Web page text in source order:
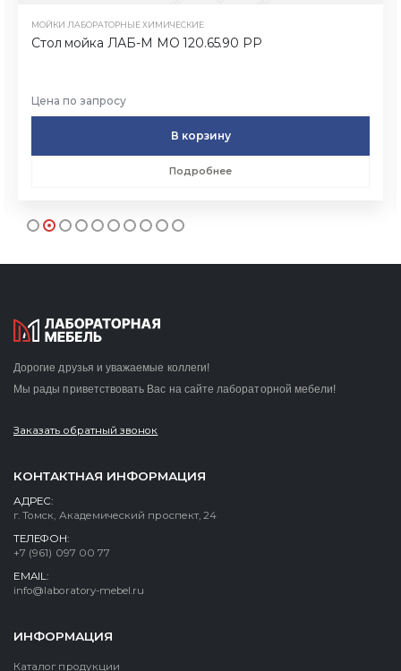
МОЙКИ ЛАБОРАТОРНЫЕ ХИМИЧЕСКИЕ
Стол мойка ЛАБ-М МО 120.65.90 PP
Цена по запросу
В корзину
Подробнее
Дорогие друзья и уважаемые коллеги!
Мы рады приветствовать Вас на сайте лабораторной мебели!
Заказать обратный звонок
КОНТАКТНАЯ ИНФОРМАЦИЯ
АДРЕС:
г. Томск, Академический проспект, 24
ТЕЛЕФОН:
+7 (961) 097 00 77
EMAIL:
info@laboratory-mebel.ru
ИНФОРМАЦИЯ
Каталог продукции